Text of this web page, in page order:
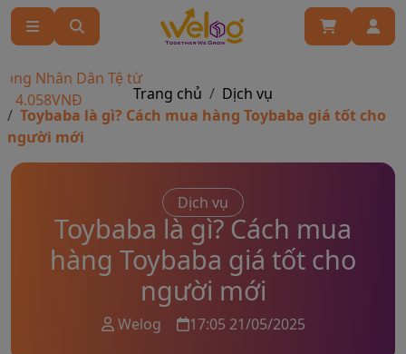
Dân Tệ từ
Trang chủ
Dịch vụ
Toybaba là gì? Cách mua hàng Toybaba giá tốt cho
người mới
Dịch vụ
Toybaba là gì? Cách mua
hàng Toybaba giá tốt cho
người mới
Welog 17:05 21/05/2025